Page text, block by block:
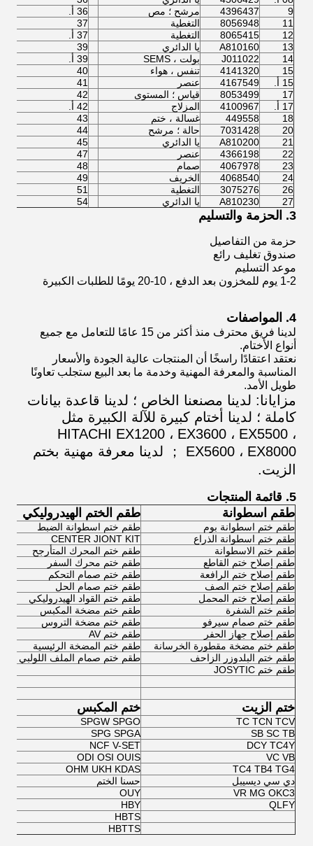
9
4396437 مرشح ؛ مص 36 أ.
11
8056948 التغطية 37
12
8065415 التغطية 37 أ.
13
A810160 يا الدائري 39
14
J011022 بولت ، SEMS 39 أ.
15
4141320 تنفس ، هواء 40
15 أ.
4167549 عنصر 41
17
8053499 قياس ؛ المستوى 42
17 أ.
4100967 المزلاج 42 أ.
18
449558 غسالة ، ختم 43
20
7031428 حالة ؛ مرشح 44
21
A810200 يا الدائري 45
22
4366198 عنصر 47
23
4067978 صمام 48
24
4068540 الخريف 49
26
3075276 التغطية 51
27
A810230 يا الدائري 54
3. الحزمة والتسليم
حزمة من التفاصيل
صندوق تغليف رائع
موعد التسليم
1-2 يوم للمخزون بعد الدفع ، 10-20 يومًا للطلبات الكبيرة
4. المواصفات
لدينا فريق محترف منذ أكثر من 15 عامًا للتعامل مع جميع
أنواع الأختام.
نعتقد اعتقادًا راسخًا أن المنتجات عالية الجودة والأسعار
المناسبة والمعرفة المهنية وخدمة ما بعد البيع ستجلب تعاونًا
طويل الأمد.
مزايانا: لدينا مصنعنا الخاص ؛ لدينا قاعدة بيانات
كاملة ؛ لدينا أختام كبيرة للآلة الكبيرة مثل
HITACHI EX1200 ، EX3600 ، EX5500 ،
EX5600 ، EX8000 ； لدينا معرفة مهنية بختم
الزيت.
5. قائمة المنتجات
طقم اسطوانة
طقم الختم الهيدروليكي
طقم ختم اسطوانة بوم
طقم ختم اسطوانة الضبط
طقم ختم اسطوانة الذراع
CENTER JIONT KIT
طقم ختم الاسطوانة
طقم ختم المحرك المتأرجح
طقم إصلاح ختم القاطع
طقم ختم محرك السفر
طقم إصلاح ختم الرافعة
طقم ختم صمام التحكم
طقم إصلاح ختم الصف
طقم ختم صمام الحل
طقم إصلاح ختم المحمل
طقم ختم القواد الهيدروليكي
طقم ختم الشفرة
طقم ختم مضخة المكبس
طقم ختم صمام سيرفو
طقم ختم مضخة التروس
طقم إصلاح جهاز الحفر
طقم ختم AV
طقم ختم مضخة مقطورة الخرسانة
طقم ختم المضخة الرئيسية
طقم ختم البلدوزر الزاحف
طقم ختم صمام الملف اللولبي
طقم ختم JOSYTIC
ختم الزيت ختم المكبس
TC TCN TCV
SPGW SPGO
SB SC TB
SPG SPGA
DCY TC4Y
NCF V-SET
VC VB
ODI OSI OUIS
TC4 TB4 TG4
OHM UKH KDAS
دي سي ديسيبل
حسنا الختم
VR MG OKC3
OUY
QLFY
HBY
HBTS
HBTTS